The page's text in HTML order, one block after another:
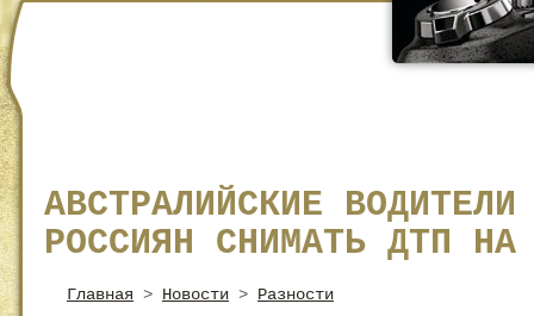
АВСТРАЛИЙСКИЕ
РОССИЯН СНИМАТЬ ДТП НА
Главная > Новости > Разности